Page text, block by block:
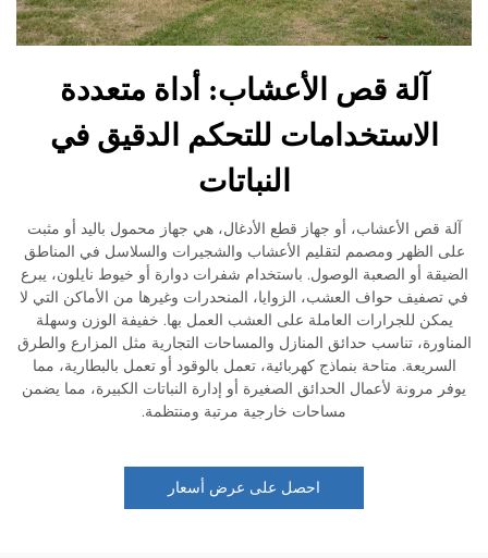
آلة قص الأعشاب: أداة متعددة
الاستخدامات للتحكم الدقيق في
النباتات
قص الأعشاب، أو جهاز قطع الأدغال، هي جهاز محمول باليد أو مثبت
ومصمم لتقليم الأعشاب والشجيرات والسلاسل في المناطق
أو الصعبة الوصول. باستخدام شفرات دوارة أو خيوط نايلون، يبرع
حواف العشب، الزوايا، المنحدرات وغيرها من الأماكن التي لا
للجرارات العاملة على العشب العمل بها. خفيفة الوزن وسهلة
تناسب حدائق المنازل والمساحات التجارية مثل المزارع والطرق
متاحة بنماذج كهربائية، تعمل بالوقود أو تعمل بالبطارية، مما
مرونة لأعمال الحدائق الصغيرة أو إدارة النباتات الكبيرة، مما يضمن
مساحات خارجية مرتبة ومنتظمة.
احصل على عرض أسعار